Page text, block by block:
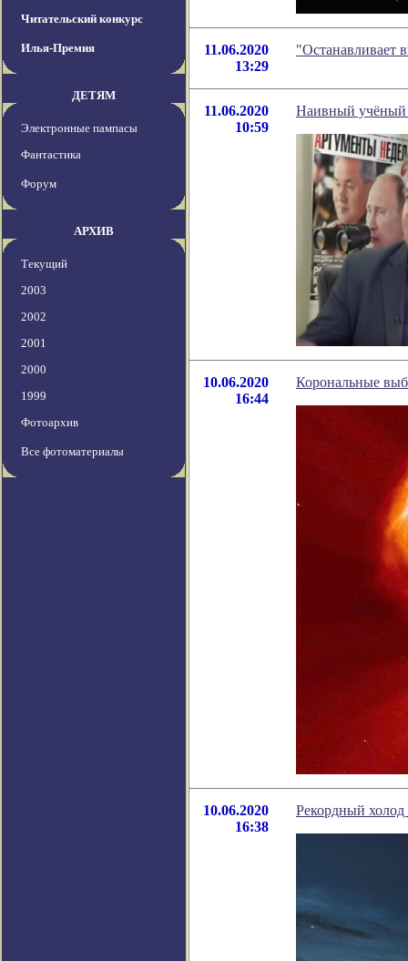
Читательский конкурс
Илья-Премия
ДЕТЯМ
Электронные пампасы
Фантастика
Форум
АРХИВ
Текущий
2003
2002
2001
2000
1999
Фотоархив
Все фотоматериалы
11.06.2020
13:29
"Останавливает
11.06.2020
10:59
Наивный учёный
10.06.2020
16:44
Корональные
10.06.2020
16:38
Рекордный холод